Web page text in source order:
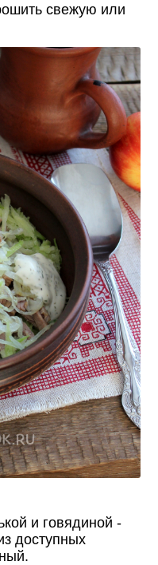
свежую или
и говядиной -
доступных